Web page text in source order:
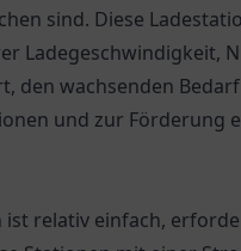
sind. Diese
Ladegeschwindigkeit,
den wachsenden
und zur Förderung
relativ einfach,